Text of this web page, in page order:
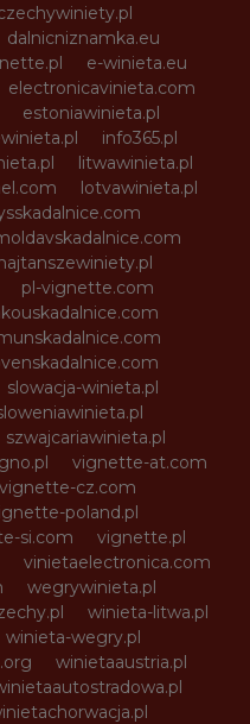
dalnicniznamka.eu
e-winieta.eu
electronicavinieta.com
estoniawinieta.pl
info365.pl
litwawinieta.pl
lotvawinieta.pl
pl-vignette.com
slowacja-winieta.pl
szwajcariawinieta.pl
vignette-at.com
vignette-cz.com
poland.pl
si.com
vignette.pl
vinietaelectronica.com
wegrywinieta.pl
winieta-litwa.pl
winieta-wegry.pl
winietaaustria.pl